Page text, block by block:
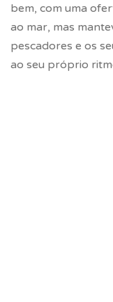
bem, com uma
ao mar, mas
pescadores e os
ao seu próprio